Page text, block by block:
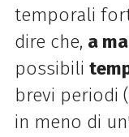
temporali
dire che, a
possibili
brevi periodi
in meno di